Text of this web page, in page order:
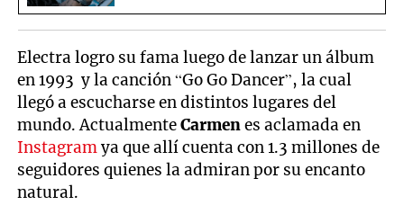
Electra logro su fama luego de lanzar un álbum
en 1993 y la canción “Go Go Dancer”, la cual
llegó a escucharse en distintos lugares del
mundo. ActualmenteCarmenes aclamada en
Instagramya que allí cuenta con 1.3 millones de
seguidores quienes la admiran por su encanto
natural.